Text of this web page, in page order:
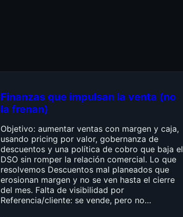
Finanzas que impulsan la venta (no
la frenan)
Objetivo: aumentar ventas con margen y caja,
usando pricing por valor, gobernanza de
descuentos y una política de cobro que baja el
DSO sin romper la relación comercial. Lo que
resolvemos Descuentos mal planeados que
erosionan margen y no se ven hasta el cierre
del mes. Falta de visibilidad por
Referencia/cliente: se vende, pero no…